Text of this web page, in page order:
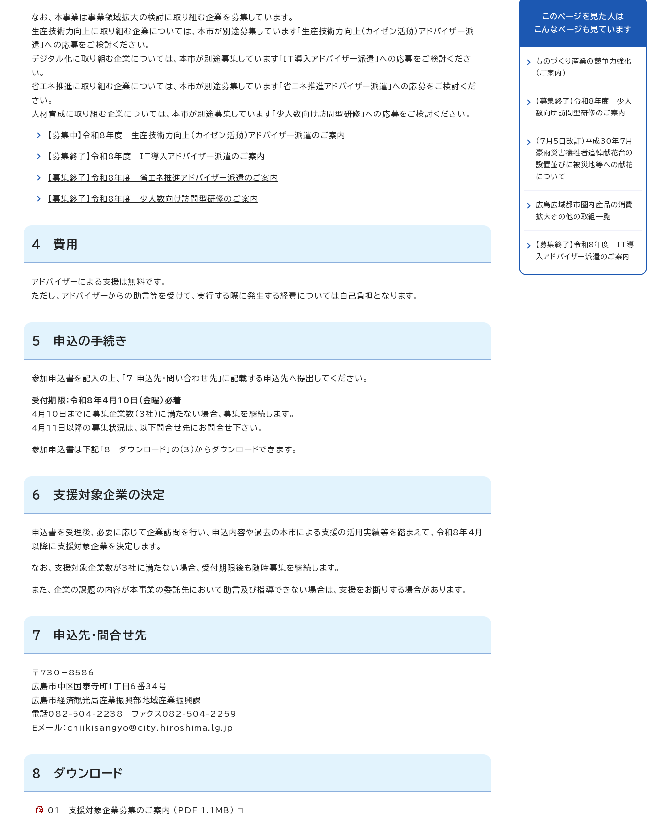
なお、本事業は事業領域拡大の検討に取り組む企業を募集しています。
生産技術力向上に取り組む企業については、本市が別途募集しています「生産技術力向上（カイゼン活動）アドバイザー派
遣」への応募をご検討ください。
デジタル化に取り組む企業については、本市が別途募集しています「IT導入アドバイザー派遣」への応募をご検討くださ
い。
省エネ推進に取り組む企業については、本市が別途募集しています「省エネ推進アドバイザー派遣」への応募をご検討くだ
さい。
人材育成に取り組む企業については、本市が別途募集しています「少人数向け訪問型研修」への応募をご検討ください。
【募集中】令和8年度 生産技術力向上（カイゼン活動）アドバイザー派遣のご案内
【募集終了】令和8年度 IT導入アドバイザー派遣のご案内
【募集終了】令和8年度 省エネ推進アドバイザー派遣のご案内
【募集終了】令和8年度 少人数向け訪問型研修のご案内
4 費用
アドバイザーによる支援は無料です。
ただし、アドバイザーからの助言等を受けて、実行する際に発生する経費については自己負担となります。
5 申込の手続き
参加申込書を記入の上、「7 申込先・問い合わせ先」に記載する申込先へ提出してください。
受付期限：令和8年4月10日（金曜）必着
4月10日までに募集企業数（3社）に満たない場合、募集を継続します。
4月11日以降の募集状況は、以下問合せ先にお問合せ下さい。
参加申込書は下記「8 ダウンロード」の（3）からダウンロードできます。
6 支援対象企業の決定
申込書を受理後、必要に応じて企業訪問を行い、申込内容や過去の本市による支援の活用実績等を踏まえて、令和8年4月
以降に支援対象企業を決定します。
なお、支援対象企業数が3社に満たない場合、受付期限後も随時募集を継続します。
また、企業の課題の内容が本事業の委託先において助言及び指導できない場合は、支援をお断りする場合があります。
7 申込先・問合せ先
〒730－8586
広島市中区国泰寺町1丁目6番34号
広島市経済観光局産業振興部地域産業振興課
電話082-504-2238 ファクス082-504-2259
Eメール： chiikisangyo@city.hiroshima.lg.jp
8 ダウンロード
01 支援対象企業募集のご案内 （PDF 1.1MB）
このページを見た人は
こんなページも見ています
ものづくり産業の競争力強化
（ご案内）
【募集終了】令和8年度 少人
数向け訪問型研修のご案内
（7月5日改訂）平成30年7月
豪雨災害犠牲者追悼献花台の
設置並びに被災地等への献花
について
広島広域都市圏内産品の消費
拡大その他の取組一覧
【募集終了】令和8年度 IT導
入アドバイザー派遣のご案内